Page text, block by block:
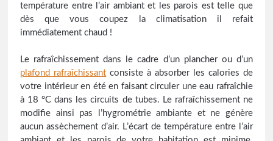
température entre l’air ambiant et les parois est telle que
dès que vous coupez la climatisation il refait
immédiatement chaud !
Le rafraîchissement dans le cadre d’un plancher ou d’un
plafond rafraîchissant consiste à absorber les calories de
votre intérieur en été en faisant circuler une eau rafraîchie
à 18 °C dans les circuits de tubes. Le rafraîchissement ne
modifie ainsi pas l’hygrométrie ambiante et ne génère
aucun assèchement d’air. L’écart de température entre l’air